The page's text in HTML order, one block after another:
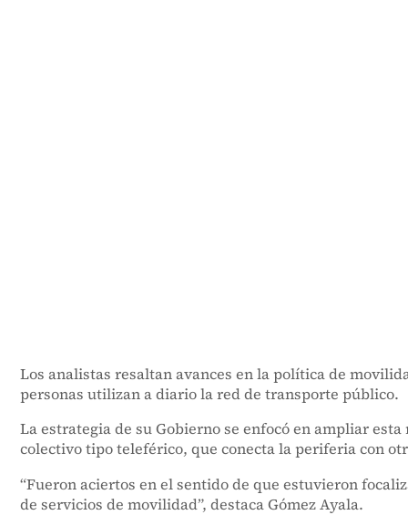
Los analistas resaltan avances en la política de
personas utilizan a diario la red de transporte público.
La estrategia de su Gobierno se enfocó en ampliar
colectivo tipo teleférico, que conecta la periferia con
“Fueron aciertos en el sentido de que estuvieron
de servicios de movilidad”, destaca Gómez Ayala.